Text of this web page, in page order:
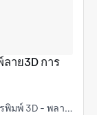
าย3D การ
พ์ 3D - พลาสติก)